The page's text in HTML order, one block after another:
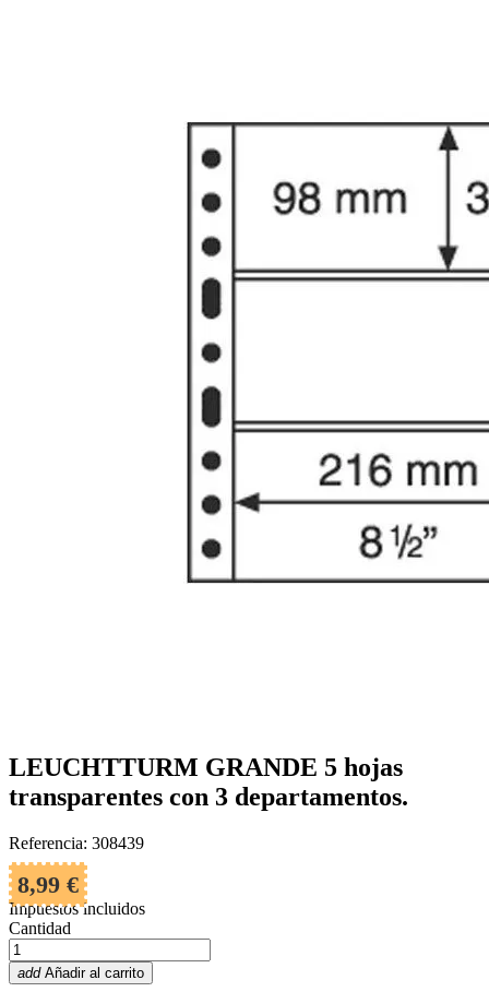
LEUCHTTURM GRANDE 5 hojas
transparentes con 3 departamentos.
Referencia: 308439
8,99 €
Impuestos incluidos
Cantidad
add Añadir al carrito